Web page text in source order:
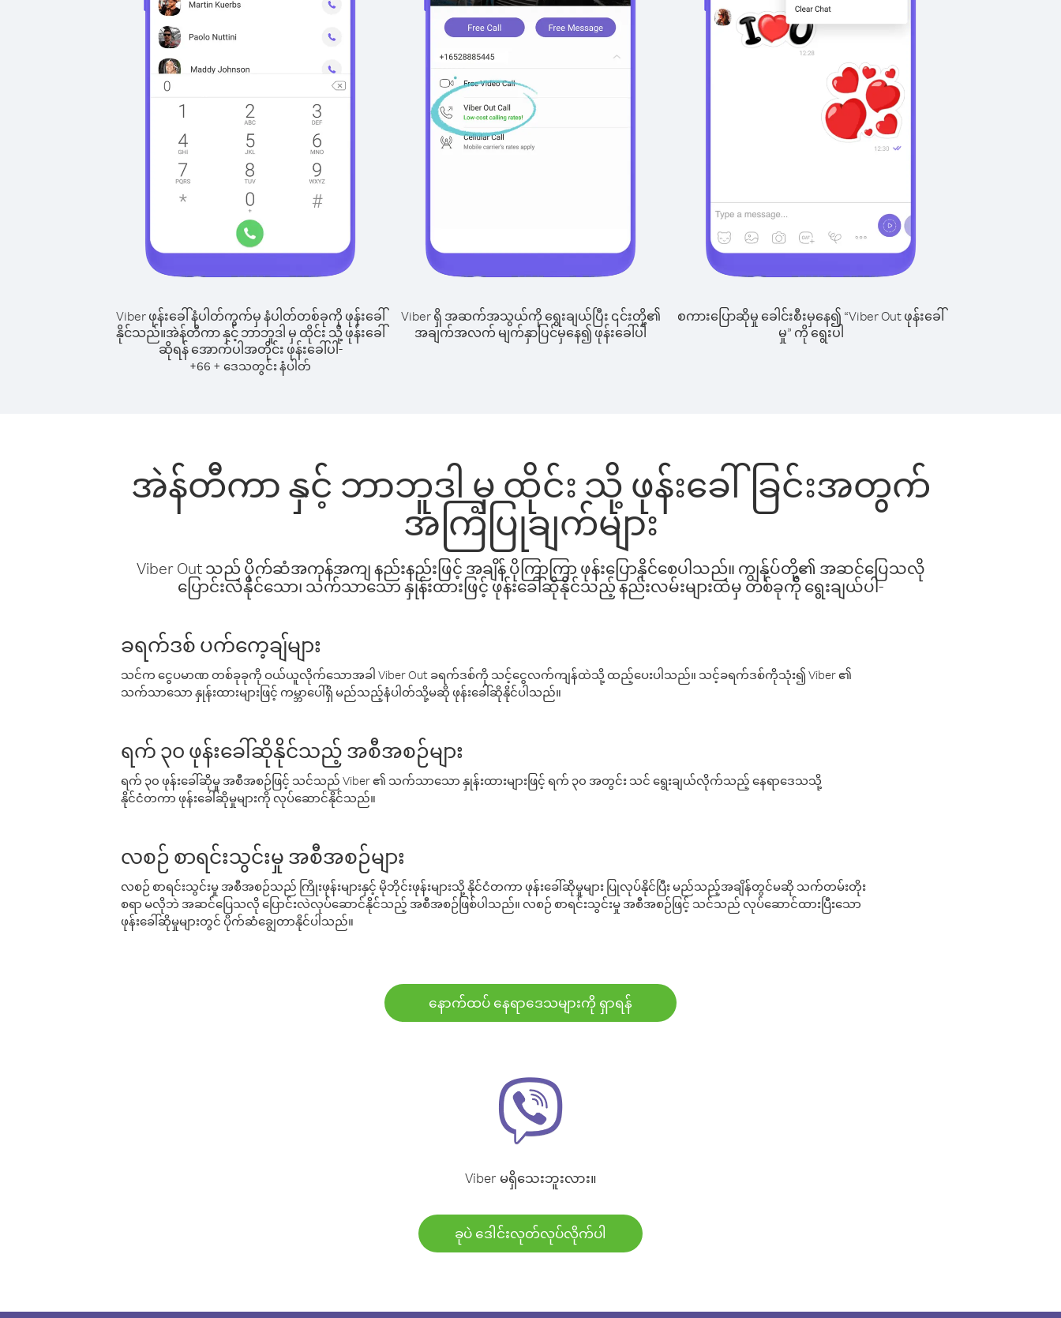
Viber ဖုန်းခေါ်နံပါတ်ကွက်မှ နံပါတ်တစ်ခုကို ဖုန်းခေါ်
နိုင်သည်။အဲန်တီကာ နှင့် ဘာဘူဒါ မှ ထိုင်း သို့ ဖုန်းခေါ်
ဆိုရန် အောက်ပါအတိုင်း ဖုန်းခေါ်ပါ-
+66 + ဒေသတွင်း နံပါတ်
Viber ရှိ အဆက်အသွယ်ကို ရွေးချယ်ပြီး ၎င်းတို့၏
အချက်အလက် မျက်နှာပြင်မှနေ၍ ဖုန်းခေါ်ပါ
စကားပြောဆိုမှု ခေါင်းစီးမှနေ၍ “Viber Out ဖုန်းခေါ်
မှု” ကို ရွေးပါ
အဲန်တီကာ နှင့် ဘာဘူဒါ မှ ထိုင်း သို့ ဖုန်းခေါ်ခြင်းအတွက်
အကြံပြုချက်များ
Viber Out သည် ပိုက်ဆံအကုန်အကျ နည်းနည်းဖြင့် အချိန် ပိုကြာကြာ ဖုန်းပြောနိုင်စေပါသည်။ ကျွန်ုပ်တို့၏ အဆင်ပြေသလို
ပြောင်းလဲနိုင်သော၊ သက်သာသော နှုန်းထားဖြင့် ဖုန်းခေါ်ဆိုနိုင်သည့် နည်းလမ်းများထဲမှ တစ်ခုကို ရွေးချယ်ပါ-
ခရက်ဒစ် ပက်ကေ့ချ်များ
သင်က ငွေပမာဏ တစ်ခုခုကို ဝယ်ယူလိုက်သောအခါ Viber Out ခရက်ဒစ်ကို သင့်ငွေလက်ကျန်ထဲသို့ ထည့်ပေးပါသည်။ သင့်ခရက်ဒစ်ကိုသုံး၍ Viber ၏
သက်သာသော နှုန်းထားများဖြင့် ကမ္ဘာပေါ်ရှိ မည်သည့်နံပါတ်သို့မဆို ဖုန်းခေါ်ဆိုနိုင်ပါသည်။
ရက် ၃၀ ဖုန်းခေါ်ဆိုနိုင်သည့် အစီအစဉ်များ
ရက် ၃၀ ဖုန်းခေါ်ဆိုမှု အစီအစဉ်ဖြင့် သင်သည် Viber ၏ သက်သာသော နှုန်းထားများဖြင့် ရက် ၃၀ အတွင်း သင် ရွေးချယ်လိုက်သည့် နေရာဒေသသို့
နိုင်ငံတကာ ဖုန်းခေါ်ဆိုမှုများကို လုပ်ဆောင်နိုင်သည်။
လစဉ် စာရင်းသွင်းမှု အစီအစဉ်များ
လစဉ် စာရင်းသွင်းမှု အစီအစဉ်သည် ကြိုးဖုန်းများနှင့် မိုဘိုင်းဖုန်းများသို့ နိုင်ငံတကာ ဖုန်းခေါ်ဆိုမှုများ ပြုလုပ်နိုင်ပြီး မည်သည့်အချိန်တွင်မဆို သက်တမ်းတိုး
စရာ မလိုဘဲ အဆင်ပြေသလို ပြောင်းလဲလုပ်ဆောင်နိုင်သည့် အစီအစဉ်ဖြစ်ပါသည်။ လစဉ် စာရင်းသွင်းမှု အစီအစဉ်ဖြင့် သင်သည် လုပ်ဆောင်ထားပြီးသော
ဖုန်းခေါ်ဆိုမှုများတွင် ပိုက်ဆံချွေတာနိုင်ပါသည်။
နောက်ထပ် နေရာဒေသများကို ရှာရန်
Viber မရှိသေးဘူးလား။
ခုပဲ ဒေါင်းလုတ်လုပ်လိုက်ပါ